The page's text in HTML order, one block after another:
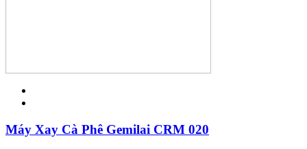
Máy Xay Cà Phê Gemilai CRM 020